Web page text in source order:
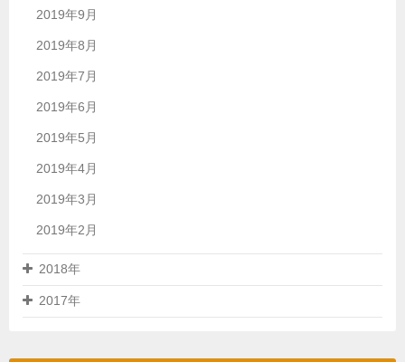
2019年9月
2019年8月
2019年7月
2019年6月
2019年5月
2019年4月
2019年3月
2019年2月
2018年
2017年